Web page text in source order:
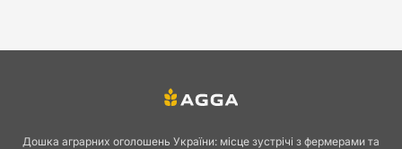
Дошка аграрних оголошень України: місце зустрічі з фермерами та